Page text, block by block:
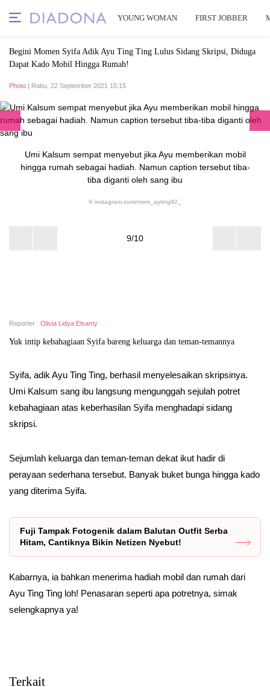
YOUNG WOMAN FIRST JOBBER
Begini Momen Syifa Adik Ayu Ting Ting Lulus Sidang Skripsi, Diduga
Dapat Kado Mobil Hingga Rumah!
Photo | Rabu, 22 September 2021 15:15
Umi Kalsum sempat menyebut jika Ayu memberikan mobil
hingga rumah sebagai hadiah. Namun caption tersebut tiba-
tiba diganti oleh sang ibu
© instagram.com/mom_ayting92_
9/10
Reporter : Olivia Lidya Elsanty
Yuk intip kebahagiaan Syifa bareng keluarga dan teman-temannya
Syifa, adik Ayu Ting Ting, berhasil menyelesaikan skripsinya.
Umi Kalsum sang ibu langsung mengunggah sejulah potret
kebahagiaan atas keberhasilan Syifa menghadapi sidang
skripsi.
Sejumlah keluarga dan teman-teman dekat ikut hadir di
perayaan sederhana tersebut. Banyak buket bunga hingga kado
yang diterima Syifa.
Fuji Tampak Fotogenik dalam Balutan Outfit Serba
Hitam, Cantiknya Bikin Netizen Nyebut!
Kabarnya, ia bahkan menerima hadiah mobil dan rumah dari
Ayu Ting Ting loh! Penasaran seperti apa potretnya, simak
selengkapnya ya!
Terkait